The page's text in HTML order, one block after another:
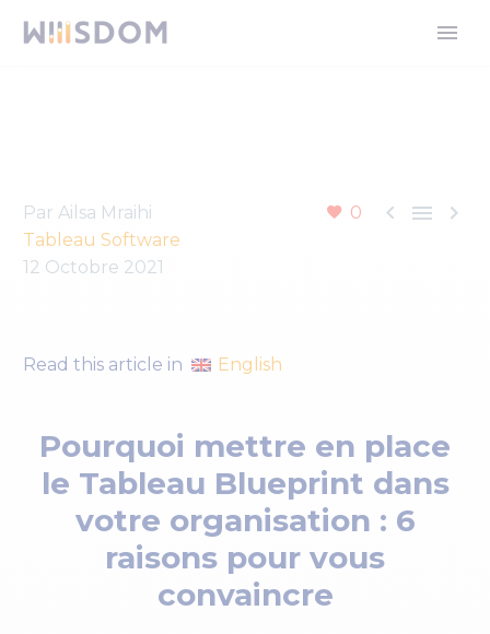
0   
Par Ailsa Mraihi
Tableau Software
12 Octobre 2021
Read this article in English
Pourquoi mettre en place
le Tableau Blueprint dans
votre organisation : 6
raisons pour vous
convaincre